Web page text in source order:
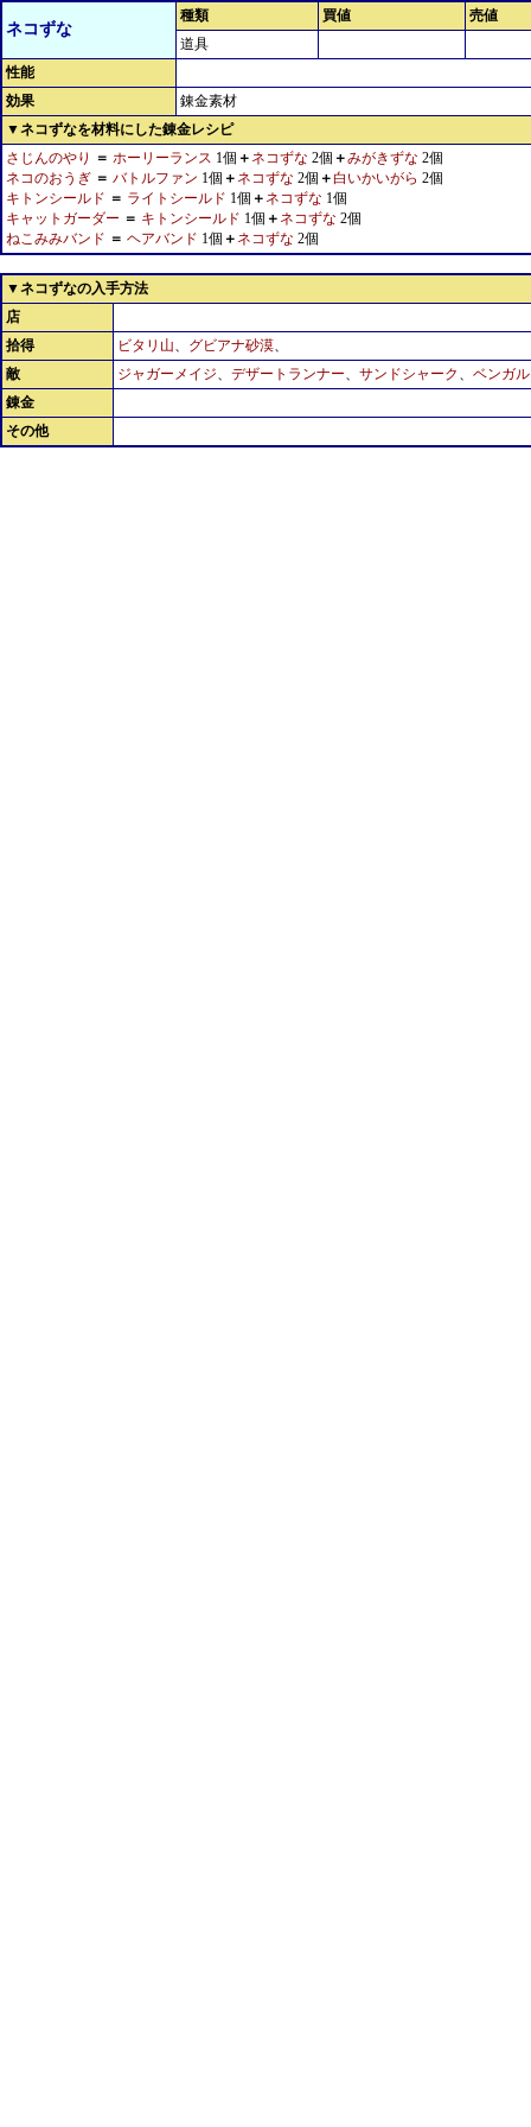
ネコずな
種類 買値
売値
道具
性能
効果
錬金素材
▼ネコずなを材料にした錬金レシピ
さじんのやり ＝ ホーリーランス 1個 ＋ ネコずな 2個 ＋みがきずな 2個
ネコのおうぎ ＝ バトルファン 1個 ＋ ネコずな 2個 ＋白いかいがら 2個
キトンシールド ＝ ライトシールド 1個 ＋ ネコずな 1個
キャットガーダー ＝ キトンシールド 1個 ＋ ネコずな 2個
ねこみみバンド ＝ ヘアバンド 1個 ＋ ネコずな 2個
▼ネコずなの入手方法
店
拾得
ビタリ山、 グビアナ砂漠、
敵
ジャガーメイジ、 デザートランナー、 サンドシャーク 、 ベンガ
錬金
その他